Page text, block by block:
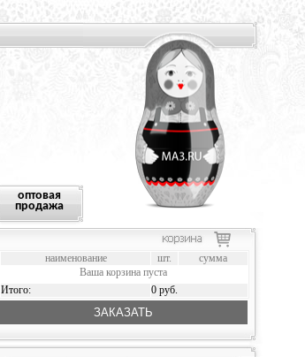
оптовая
продажа
наименование шт.
сумма
Ваша корзина пуста
Итого:
0 руб.
ЗАКАЗАТЬ